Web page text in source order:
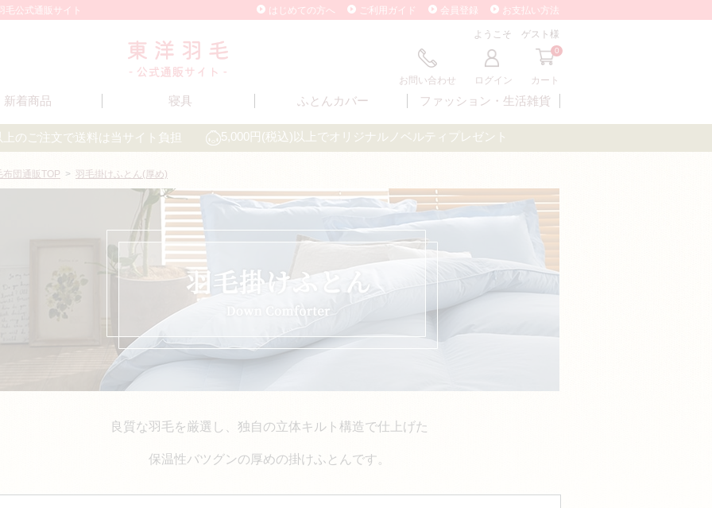
毛公式通販サイト はじめての方へ ご利用ガイド 会員登録 お支払い方法
ようこそ ゲスト様
お問い合わせ ログイン
0
カート
新着商品 寝具 ふとんカバー ファッション・ 生活雑貨
のご注文で送料は当サイト負担 5,000円(税込)以上でオリジナルノベルティプレゼント
布団通販TOP > 羽毛掛けふとん(厚め)
良質な羽毛を厳選し、独自の立体キルト構造で仕上げた
保温性バツグンの厚めの掛けふとんです。